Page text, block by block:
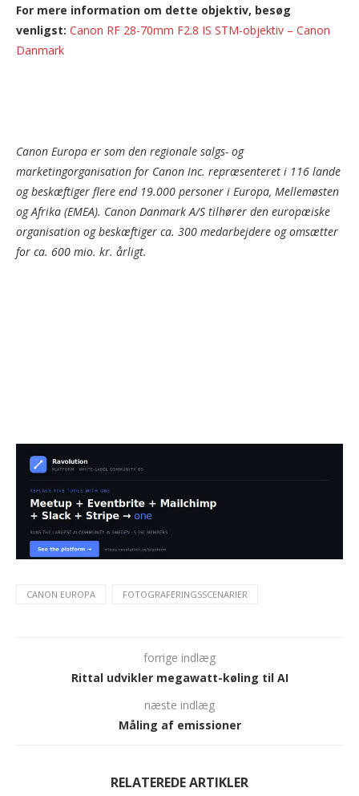
For mere information om dette objektiv, besøg
venligst: Canon RF 28-70mm F2.8 IS STM-objektiv – Canon
Danmark
Canon Europa er som den regionale salgs- og
marketingorganisation for Canon Inc. repræsenteret i 116 lande
og beskæftiger flere end 19.000 personer i Europa, Mellemøsten
og Afrika (EMEA). Canon Danmark A/S tilhører den europæiske
organisation og beskæftiger ca. 300 medarbejdere og omsætter
for ca. 600 mio. kr. årligt.
CANON EUROPA FOTOGRAFERINGSSCENARIER
forrige indlæg
Rittal udvikler megawatt-køling til AI
næste indlæg
Måling af emissioner
RELATEREDE ARTIKLER